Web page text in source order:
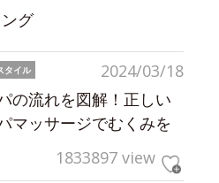
グ
2024/03/18
タイル
の流れを図解！正しい
マッサージでむくみを
1833897 view